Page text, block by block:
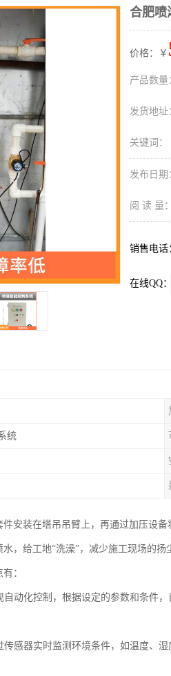
合肥喷
价格：￥
产品数量
发货地址
关键词：
发布日期
阅 读 量：
销售电话
在线QQ：
统
安装在塔吊吊臂上，再通过加压设
，给工地“洗澡”，减少施工现场的扬
：
自动化控制，根据设定的参数和条件
感器实时监测环境条件，如温度、